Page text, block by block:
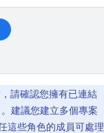
請確認您擁有已連結
建議您建立多個專案
這些角色的成員可處理